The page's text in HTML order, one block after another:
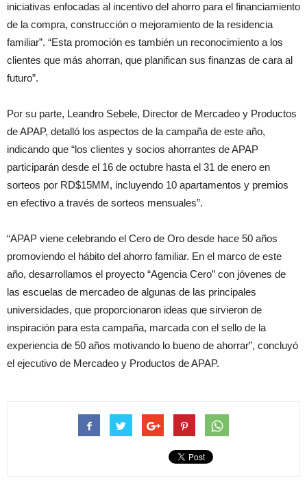
iniciativas enfocadas al incentivo del ahorro para el financiamiento
de la compra, construcción o mejoramiento de la residencia
familiar”. “Esta promoción es también un reconocimiento a los
clientes que más ahorran, que planifican sus finanzas de cara al
futuro”.
Por su parte, Leandro Sebele, Director de Mercadeo y Productos
de APAP, detalló los aspectos de la campaña de este año,
indicando que “los clientes y socios ahorrantes de APAP
participarán desde el 16 de octubre hasta el 31 de enero en
sorteos por RD$15MM, incluyendo 10 apartamentos y premios
en efectivo a través de sorteos mensuales”.
“APAP viene celebrando el Cero de Oro desde hace 50 años
promoviendo el hábito del ahorro familiar. En el marco de este
año, desarrollamos el proyecto “Agencia Cero” con jóvenes de
las escuelas de mercadeo de algunas de las principales
universidades, que proporcionaron ideas que sirvieron de
inspiración para esta campaña, marcada con el sello de la
experiencia de 50 años motivando lo bueno de ahorrar”, concluyó
el ejecutivo de Mercadeo y Productos de APAP.